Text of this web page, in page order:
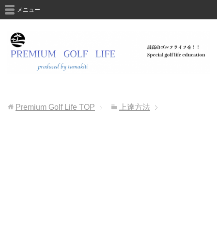
メニュー
Premium Golf Life TOP 上達方法